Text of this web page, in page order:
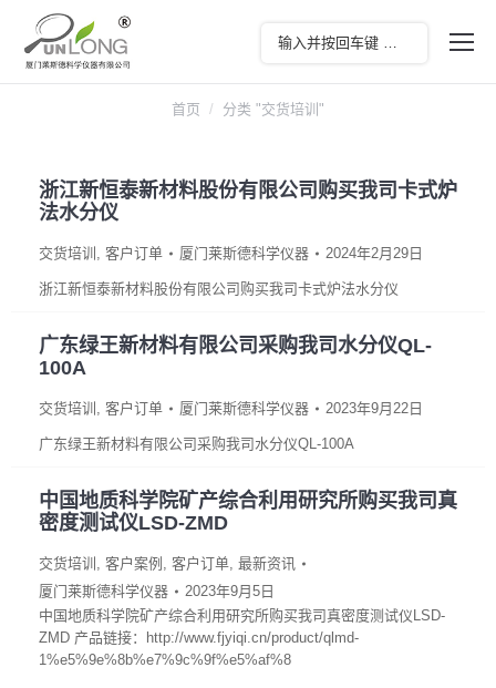
首页 分类 "交货培训"
浙江新恒泰新材料股份有限公司购买我司卡式炉
法水分仪
交货培训 , 客户订单 厦门莱斯德科学仪器 2024年2月29日
浙江新恒泰新材料股份有限公司购买我司卡式炉法水分仪
广东绿王新材料有限公司采购我司水分仪QL-
100A
交货培训 , 客户订单 厦门莱斯德科学仪器 2023年9月22日
广东绿王新材料有限公司采购我司水分仪QL-100A
中国地质科学院矿产综合利用研究所购买我司真
密度测试仪LSD-ZMD
交货培训 , 客户案例 , 客户订单, 最新资讯
厦门莱斯德科学仪器
2023年9月5日
中国地质科学院矿产综合利用研究所购买我司真密度测试仪LSD-
ZMD 产品链接：http://www.fjyiqi.cn/product/qlmd-
1%e5%9e%8b%e7%9c%9f%e5%af%8